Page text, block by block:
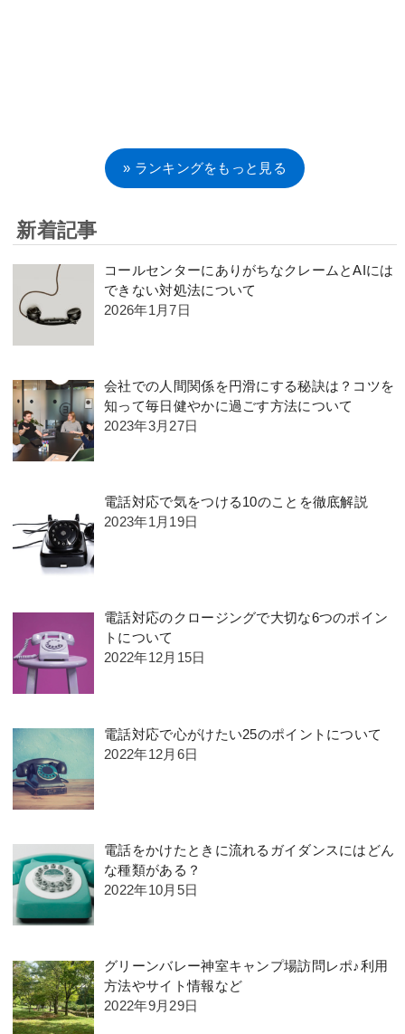
» ランキングをもっと見る
新着記事
コールセンターにありがちなクレームとAIには
できない対処法について
2026年1月7日
会社での人間関係を円滑にする秘訣は？コツを
知って毎日健やかに過ごす方法について
2023年3月27日
電話対応で気をつける10のことを徹底解説
2023年1月19日
電話対応のクロージングで大切な6つのポイン
トについて
2022年12月15日
電話対応で心がけたい25のポイントについて
2022年12月6日
電話をかけたときに流れるガイダンスにはどん
な種類がある？
2022年10月5日
グリーンバレー神室キャンプ場訪問レポ♪利用
方法やサイト情報など
2022年9月29日